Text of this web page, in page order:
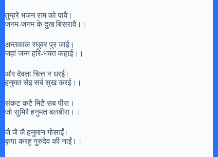
तुम्हरे भजन राम को पावै।
जनम-जनम के दुख बिसरावै।।
अन्तकाल रघुबर पुर जाई।
जहां जन्म हरि-भक्त कहाई।।
और देवता चित्त न धरई।
हनुमत सेइ सर्ब सुख करई।।
संकट कटै मिटै सब पीरा।
जो सुमिरै हनुमत बलबीरा।।
जै जै जै हनुमान गोसाईं।
कृपा करहु गुरुदेव की नाईं।।